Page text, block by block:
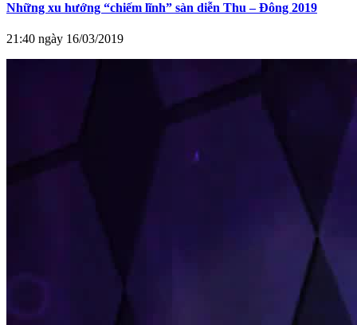
Những xu hướng “chiếm lĩnh” sàn diễn Thu – Đông 2019
21:40 ngày 16/03/2019